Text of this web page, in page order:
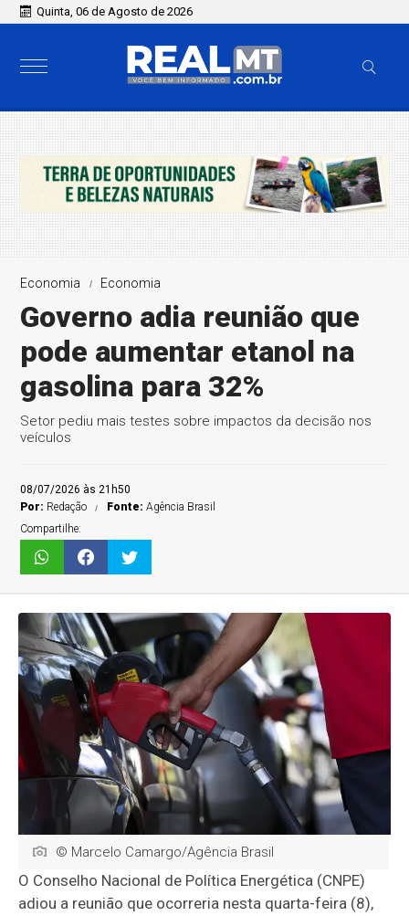
Quinta, 06 de Agosto de 2026
Economia Economia
Governo adia reunião que
pode aumentar etanol na
gasolina para 32%
Setor pediu mais testes sobre impactos da decisão nos
veículos
08/07/2026 às 21h50
Por: Redação Fonte:Agência Brasil
Compartilhe:
© Marcelo Camargo/Agência Brasil
O Conselho Nacional de Política Energética (CNPE)
adiou a reunião que ocorreria nesta quarta-feira (8),